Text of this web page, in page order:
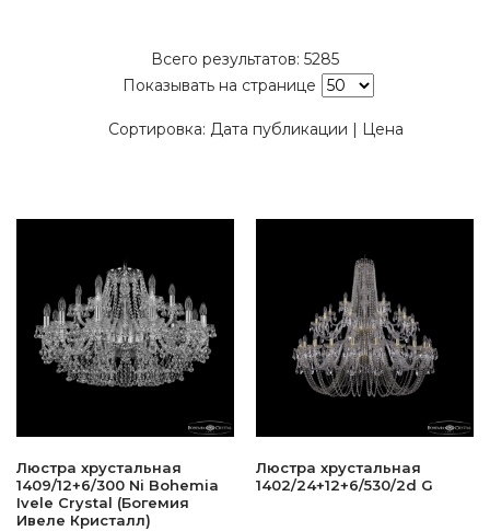
Всего результатов: 5285
Показывать на странице
Сортировка: Дата публикации | Цена
Люстра хрустальная
1409/12+6/300 Ni Bohemia
Ivele Crystal (Богемия
Ивеле Кристалл)
Люстра хрустальная
1402/24+12+6/530/2d G